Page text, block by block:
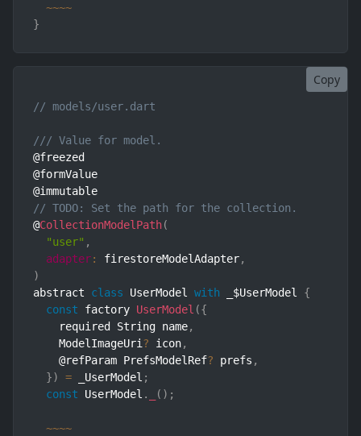
~~~~
}
Copy
// models/user.dart
/// Value for model.
@freezed
@formValue
// TODO: Set the path for the collection.
@CollectionModelPath(
"user" ,
adapter: firestoreModelAdapter,
)
abstract class UserModel with _$UserModel {
const factory UserModel ({
    required String name
,
    ModelImageUri
? icon,
    @refParam PrefsModelRef
? prefs ,
}) = _UserModel ;
const UserModel . ( ) ;
~~~~